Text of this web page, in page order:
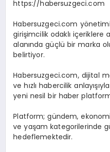
https://habersuzgeci.com
Habersuzgeci.com
girişimcilik odaklı içeriklere
alanında güçlü bir marka
belirtiyor.
Habersuzgeci.com, dijital
ve hızlı habercilik
yeni nesil bir haber
Platform; gündem,
ve yaşam kategorilerinde
hedeflemektedir.